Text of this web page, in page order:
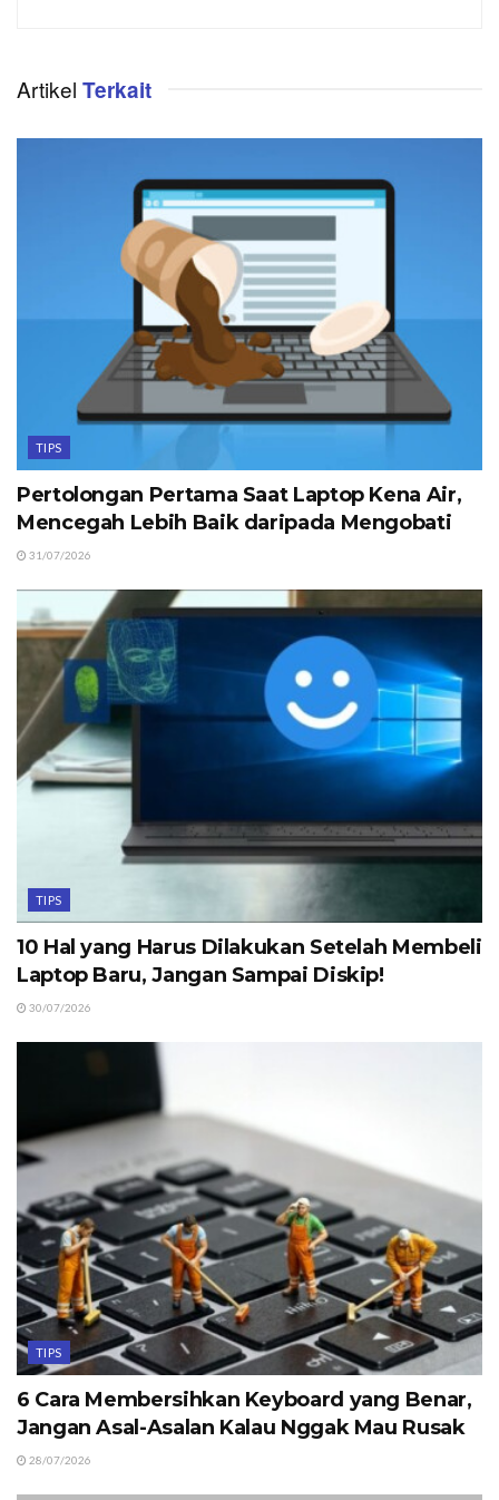
Artikel Terkait
TIPS
Pertolongan Pertama Saat Laptop Kena Air,
Mencegah Lebih Baik daripada Mengobati
31/07/2026
TIPS
10 Hal yang Harus Dilakukan Setelah Membeli
Laptop Baru, Jangan Sampai Diskip!
30/07/2026
TIPS
6 Cara Membersihkan Keyboard yang Benar,
Jangan Asal-Asalan Kalau Nggak Mau Rusak
28/07/2026